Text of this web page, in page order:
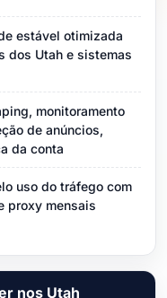
estável otimizada
dos Utah e sistemas
monitoramento
de anúncios,
da conta
uso do tráfego com
proxy mensais
nos Utah